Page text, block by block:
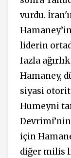
vurdu.
liderin
fazla
Hamaney,
siyasi
Humeyni
için
diğer milis